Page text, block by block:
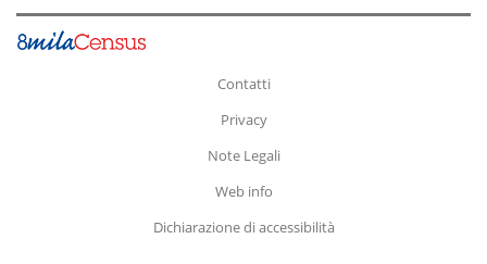
Contatti
Privacy
Note Legali
Web info
Dichiarazione di accessibilità